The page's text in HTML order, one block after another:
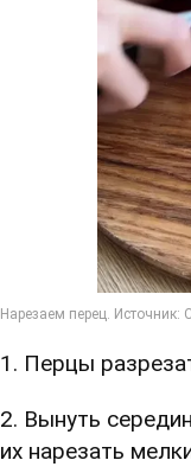
1. Перцы
2. Вынуть
их нарезать